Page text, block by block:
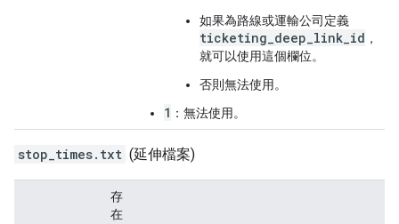
如果為路線或運輸公司定義
ticketing_deep_link_id ，
就可以使用這個欄位。
否則無法使用。
1 ：無法使用。
stop_times.txt (延伸檔案)
存
在